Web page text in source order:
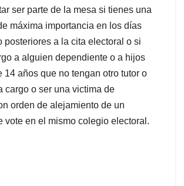
ser parte de la mesa si tienes una
máxima importancia en los días
posteriores a la cita electoral o si
a alguien dependiente o a hijos
14 años que no tengan otro tutor o
cargo o ser una victima de
orden de alejamiento de un
vote en el mismo colegio electoral.